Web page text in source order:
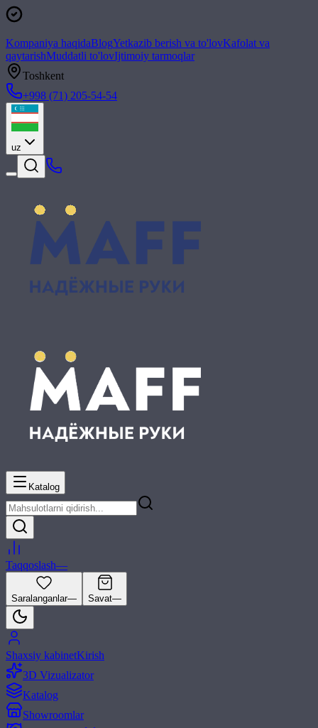
Kompaniya haqidaBlogYetkazib berish va to'lovKafolat va
qaytarishMuddatli to'lovIjtimoiy tarmoqlar
Toshkent
+998 (71) 205-54-54
uz
Katalog
Taqqoslash—
Saralanganlar— Savat—
Shaxsiy kabinetKirish
3D Vizualizator
Katalog
Showroomlar